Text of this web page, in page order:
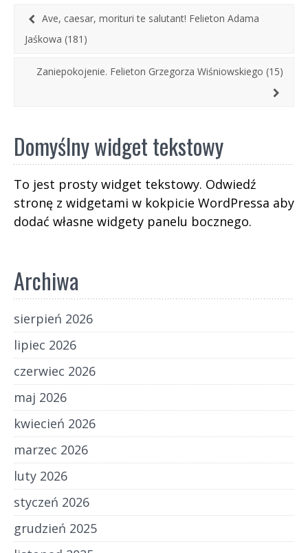
czajniku, przyszłości i niedogotowanych
pomysłach za rządów PiS mój felieton.
Ave, caesar, morituri te salutant! Felieton Adama
Jaśkowa (181)
Zaniepokojenie. Felieton Grzegorza Wiśniowskiego (15)
Domyślny widget tekstowy
To jest prosty widget tekstowy. Odwiedź
stronę z widgetami w kokpicie WordPressa aby
dodać własne widgety panelu bocznego.
Archiwa
sierpień 2026
lipiec 2026
czerwiec 2026
maj 2026
kwiecień 2026
marzec 2026
luty 2026
styczeń 2026
grudzień 2025